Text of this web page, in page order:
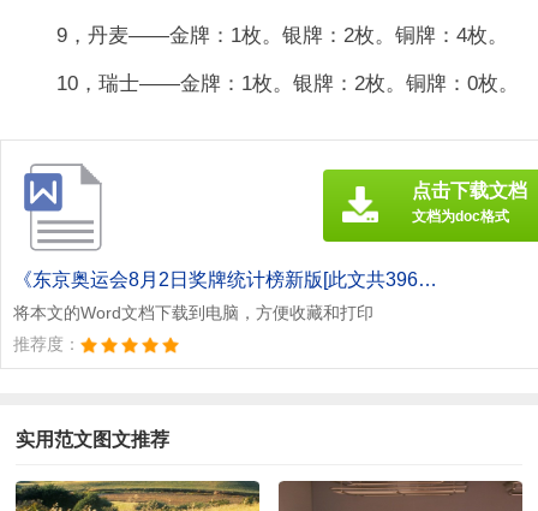
9，丹麦——金牌：1枚。银牌：2枚。铜牌：4枚。
10，瑞士——金牌：1枚。银牌：2枚。铜牌：0枚。
《东京奥运会8月2日奖牌统计榜新版[此文共3963字].doc》
将本文的Word文档下载到电脑，方便收藏和打印
推荐度：
点击下载文档
文档为doc格式
实用范文图文推荐